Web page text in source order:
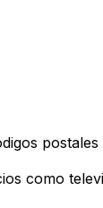
postales
como